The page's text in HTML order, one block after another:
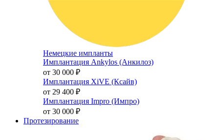
Немецкие импланты
Имплантация Ankylos (Анкилоз)
от 30 000 ₽
Имплантация XiVE (Ксайв)
от 29 400 ₽
Имплантация Impro (Импро)
от 30 000 ₽
Протезирование